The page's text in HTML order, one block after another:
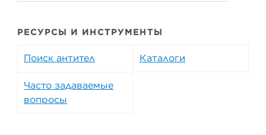
РЕСУРСЫ И ИНСТРУМЕНТЫ
Поиск антител Каталоги
Часто задаваемые
вопросы